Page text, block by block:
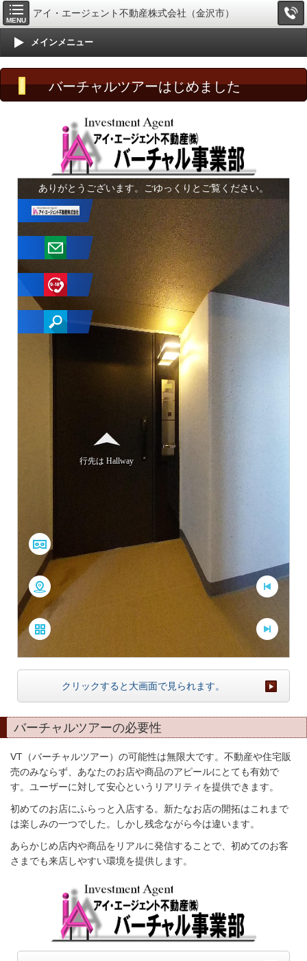
MENU
アイ・エージェント不動産株式会社（金沢市）
メインメニュー
バーチャルツアーはじめました
クリックすると大画面で見られます。
バーチャルツアーの必要性
VT（バーチャルツアー）の可能性は無限大です。不動産や住宅販
売のみならず、あなたのお店や商品のアピールにとても有効で
す。ユーザーに対して安心というリアリティを提供できます。
初めてのお店にふらっと入店する。新たなお店の開拓はこれまで
は楽しみの一つでした。しかし残念ながら今は違います。
あらかじめ店内や商品をリアルに発信することで、初めてのお客
さまでも来店しやすい環境を提供します。